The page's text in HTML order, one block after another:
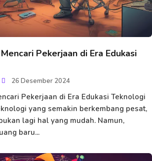
Pekerjaan di Era Edukasi
26 Desember 2024
Pekerjaan di Era Edukasi Teknologi
yang semakin berkembang pesat,
lagi hal yang mudah. Namun,
baru...